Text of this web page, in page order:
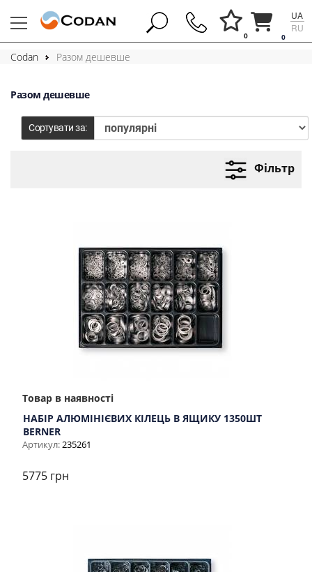
0
0
UA
RU
Codan Разом дешевше
Разом дешевше
Сортувати за:
Фільтр
Товар в наявності
НАБІР АЛЮМІНІЄВИХ КІЛЕЦЬ В ЯЩИКУ 1350ШТ
BERNER
Артикул:235261
5775 грн